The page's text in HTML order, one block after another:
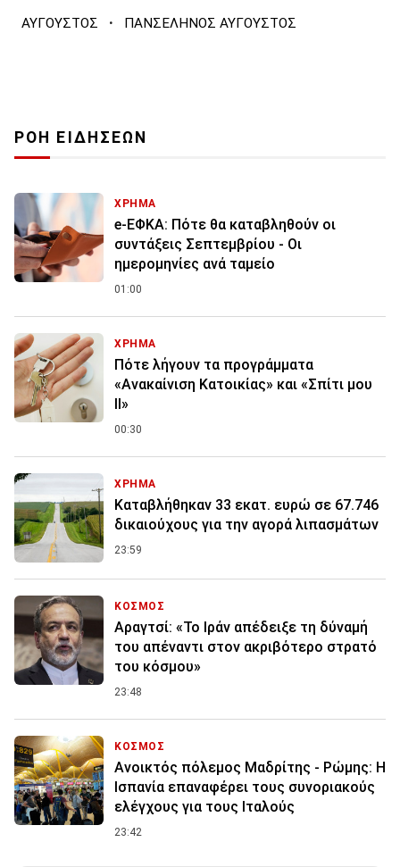
ΑΥΓΟΥΣΤΟΣ · ΠΑΝΣΕΛΗΝΟΣ ΑΥΓΟΥΣΤΟΣ
ΡΟΗ ΕΙΔΗΣΕΩΝ
ΧΡΗΜΑ
e-ΕΦΚΑ: Πότε θα καταβληθούν οι
συντάξεις Σεπτεμβρίου - Οι
ημερομηνίες ανά ταμείο
01:00
ΧΡΗΜΑ
Πότε λήγουν τα προγράμματα
«Ανακαίνιση Κατοικίας» και «Σπίτι μου
ΙΙ»
00:30
ΧΡΗΜΑ
Καταβλήθηκαν 33 εκατ. ευρώ σε 67.746
δικαιούχους για την αγορά λιπασμάτων
23:59
ΚΟΣΜΟΣ
Αραγτσί: «Το Ιράν απέδειξε τη δύναμή
του απέναντι στον ακριβότερο στρατό
του κόσμου»
23:48
ΚΟΣΜΟΣ
Ανοικτός πόλεμος Μαδρίτης - Ρώμης: Η
Ισπανία επαναφέρει τους συνοριακούς
ελέγχους για τους Ιταλούς
23:42